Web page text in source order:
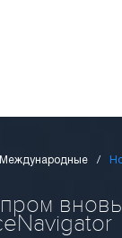
Международные